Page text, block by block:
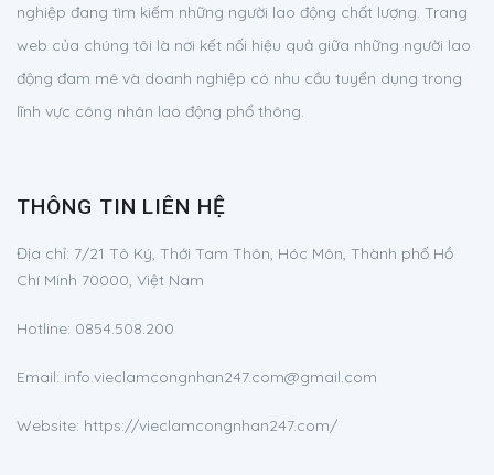
nghiệp đang tìm kiếm những người lao động chất lượng. Trang
web của chúng tôi là nơi kết nối hiệu quả giữa những người lao
động đam mê và doanh nghiệp có nhu cầu tuyển dụng trong
lĩnh vực công nhân lao động phổ thông.
THÔNG TIN LIÊN HỆ
Địa chỉ: 7/21 Tô Ký, Thới Tam Thôn, Hóc Môn, Thành phố Hồ
Chí Minh 70000, Việt Nam
Hotline: 0854.508.200
Email: info.vieclamcongnhan247.com@gmail.com
Website: https://vieclamcongnhan247.com/